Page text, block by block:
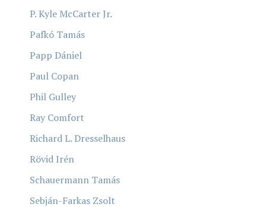
P. Kyle McCarter Jr.
Pafkó Tamás
Papp Dániel
Paul Copan
Phil Gulley
Ray Comfort
Richard L. Dresselhaus
Rövid Irén
Schauermann Tamás
Sebján-Farkas Zsolt